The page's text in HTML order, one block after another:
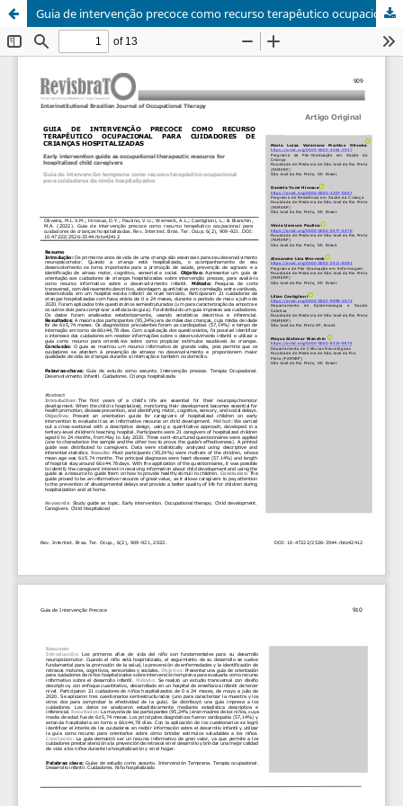
Guia de intervenção precoce como recurso terapêutico ocupacional para cuidadores de crianças hospitalizadas/Early intervention guide as occupational therapeutic resource for hospitalized child caregivers